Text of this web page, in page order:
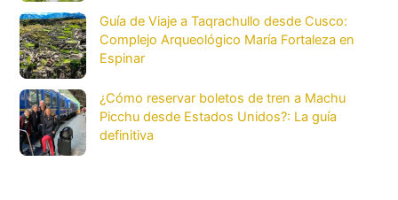
Guía de Viaje a Taqrachullo desde Cusco:
Complejo Arqueológico María Fortaleza en
Espinar
¿Cómo reservar boletos de tren a Machu
Picchu desde Estados Unidos?: La guía
definitiva